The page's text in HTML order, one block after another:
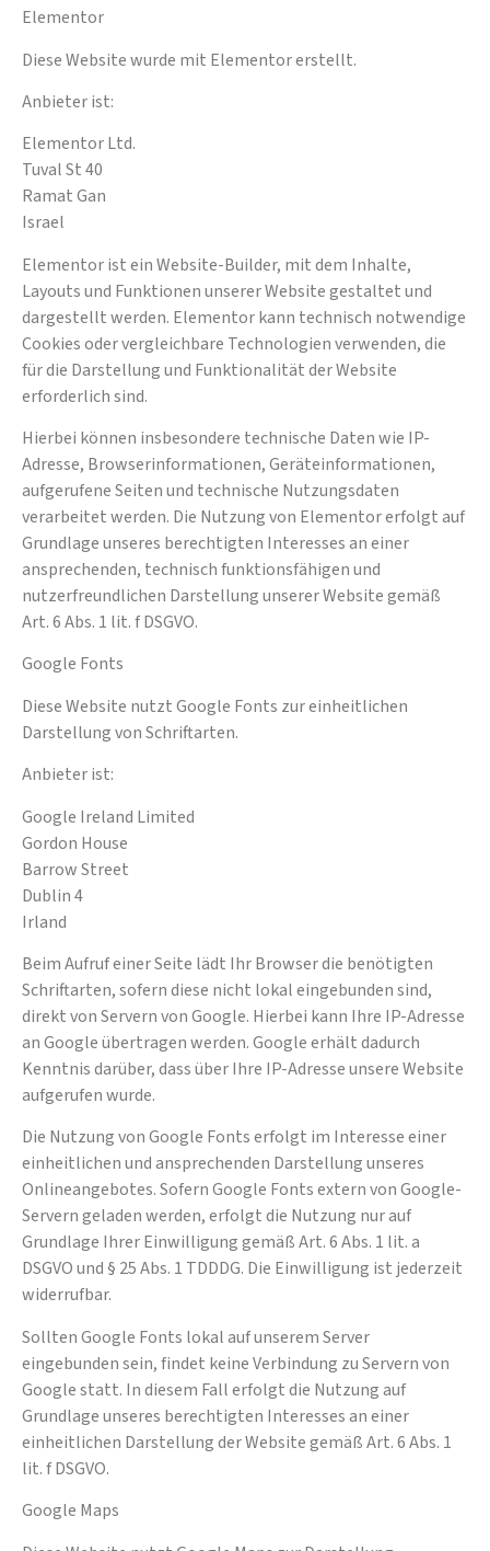
Elementor
Diese Website wurde mit Elementor erstellt.
Anbieter ist:
Elementor Ltd.
Tuval St 40
Ramat Gan
Israel
Elementor ist ein Website-Builder, mit dem Inhalte,
Layouts und Funktionen unserer Website gestaltet und
dargestellt werden. Elementor kann technisch notwendige
Cookies oder vergleichbare Technologien verwenden, die
für die Darstellung und Funktionalität der Website
erforderlich sind.
Hierbei können insbesondere technische Daten wie IP-
Adresse, Browserinformationen, Geräteinformationen,
aufgerufene Seiten und technische Nutzungsdaten
verarbeitet werden. Die Nutzung von Elementor erfolgt auf
Grundlage unseres berechtigten Interesses an einer
ansprechenden, technisch funktionsfähigen und
nutzerfreundlichen Darstellung unserer Website gemäß
Art. 6 Abs. 1 lit. f DSGVO.
Google Fonts
Diese Website nutzt Google Fonts zur einheitlichen
Darstellung von Schriftarten.
Anbieter ist:
Google Ireland Limited
Gordon House
Barrow Street
Dublin 4
Irland
Beim Aufruf einer Seite lädt Ihr Browser die benötigten
Schriftarten, sofern diese nicht lokal eingebunden sind,
direkt von Servern von Google. Hierbei kann Ihre IP-Adresse
an Google übertragen werden. Google erhält dadurch
Kenntnis darüber, dass über Ihre IP-Adresse unsere Website
aufgerufen wurde.
Die Nutzung von Google Fonts erfolgt im Interesse einer
einheitlichen und ansprechenden Darstellung unseres
Onlineangebotes. Sofern Google Fonts extern von Google-
Servern geladen werden, erfolgt die Nutzung nur auf
Grundlage Ihrer Einwilligung gemäß Art. 6 Abs. 1 lit. a
DSGVO und § 25 Abs. 1 TDDDG. Die Einwilligung ist jederzeit
widerrufbar.
Sollten Google Fonts lokal auf unserem Server
eingebunden sein, findet keine Verbindung zu Servern von
Google statt. In diesem Fall erfolgt die Nutzung auf
Grundlage unseres berechtigten Interesses an einer
einheitlichen Darstellung der Website gemäß Art. 6 Abs. 1
lit. f DSGVO.
Google Maps